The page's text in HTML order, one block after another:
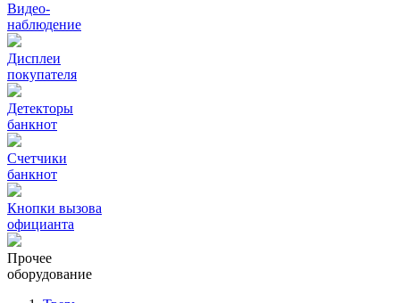
Видео‑
наблюдение
Дисплеи
покупателя
Детекторы
банкнот
Счетчики
банкнот
Кнопки вызова
официанта
Прочее
оборудование